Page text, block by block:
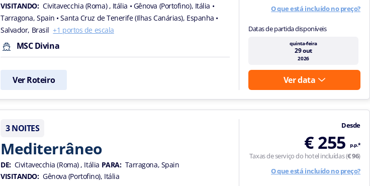
VISITANDO: Civitavecchia (Roma) , Itália • Gênova (Portofino), Itália •
Tarragona, Spain • Santa Cruz de Tenerife (Ilhas Canárias), Espanha •
Salvador, Brasil +1 portos de escala
MSC Divina
Ver Roteiro
O que está incluído no preço?
Datas de partida disponíveis
quinta-feira
29 out
2026
Ver data
3 NOITES
Mediterrâneo
DE: Civitavecchia (Roma) , Itália PARA: Tarragona, Spain
VISITANDO: Gênova (Portofino), Itália
Desde
€ 255 p.p.*
Taxas de serviço do hotel incluídas (€ 96)
O que está incluído no preço?